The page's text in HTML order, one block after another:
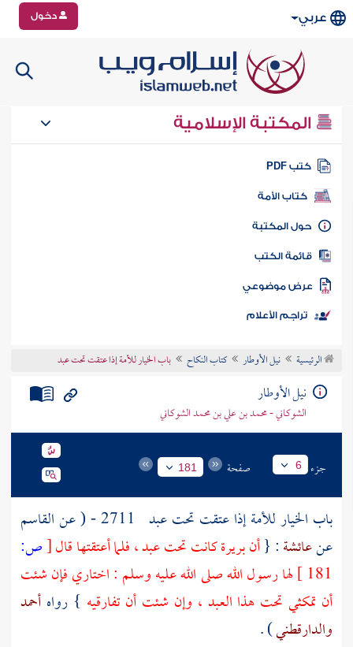
عربي دخول
المكتبة الإسلامية
كتب PDF
كتاب الأمة
المكتبة
الكتب
موضوعي
تراجم الأعلام
الرئيسية نيل الأوطار كتاب النكاح باب الخيار للأمة إذا عتقت تحت عبد
نيل الأوطار
الشوكاني - محمد بن علي بن محمد الشوكاني
جزء 6 صفحة 181
باب الخيار للأمة إذا عتقت تحت عبد
القاسم
عنعائشة: {أنبريرةكانت تحت عبد ، فلما أعتقتها قال[ص:
181 ] لها رسول الله صلى الله عليه وسلم : اختاري فإن شئت
أن تمكثي تحت هذا العبد ، وإن شئت أن تفارقيه } رواه أحمد
والدارقطني) .